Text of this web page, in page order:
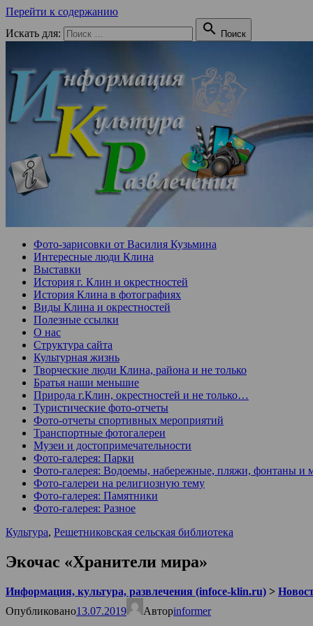
Перейти к содержанию
Искать для:
 Поиск
Фото-зарисовки от Василия Кузьмина
Интересные люди Клина
Выставки
История г. Клин и окрестностей
История Клина в фотографиях
Виды Клина и окрестностей
Полезные ссылки
О нас
Структура сайта
Культурная жизнь
Творческие люди Клина, района и не только
Братья наши меньшие
Природа г.Клин, окрестностей и не только…
Туристические фото-отчеты
Фото-отчеты спортивных мероприятий
Транспортные фотогалереи
Музеи и достопримечательности
Фото-галерея: Парки
Фото-галерея: Водоемы, набережные, пляжи, фонтаны и
Фото-галереи на религиозную тему
Фото-галерея: Памятники
Фото-галерея: Разное
Культура, Решетниковская сельская библиотека
Экочас «Хранители мира»
Информация, культура, развлечения (infoce-klin.ru) >
Опубликовано13.07.2019 Авторinformer